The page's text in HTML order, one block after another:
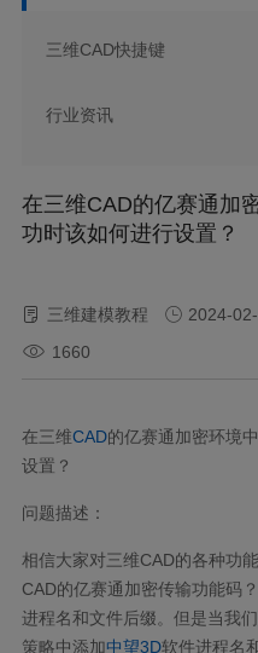
三维CAD快捷键
行业资讯
在三维CAD的亿赛通加
功时该如何进行设置？
三维建模教程
2024-
1660
在三维CAD的亿赛通加密环境
设置？
问题描述：
相信大家对三维CAD的各种功
CAD的亿赛通加密传输功能码
进程名和文件后缀。但是当我
策略中添加中望3D软件进程名